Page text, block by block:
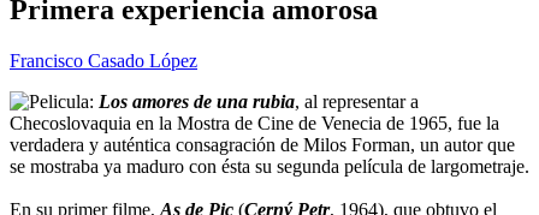
Primera experiencia amorosa
Francisco Casado López
Los amores de una rubia, al representar a
Checoslovaquia en la Mostra de Cine de Venecia de 1965, fue la
verdadera y auténtica consagración de Milos Forman, un autor que
se mostraba ya maduro con ésta su segunda película de largometraje.
En su primer filme, As de Pic (Cerný Petr, 1964), que obtuvo el